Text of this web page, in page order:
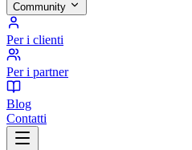
Community
Per i clienti
Per i partner
Blog
Contatti